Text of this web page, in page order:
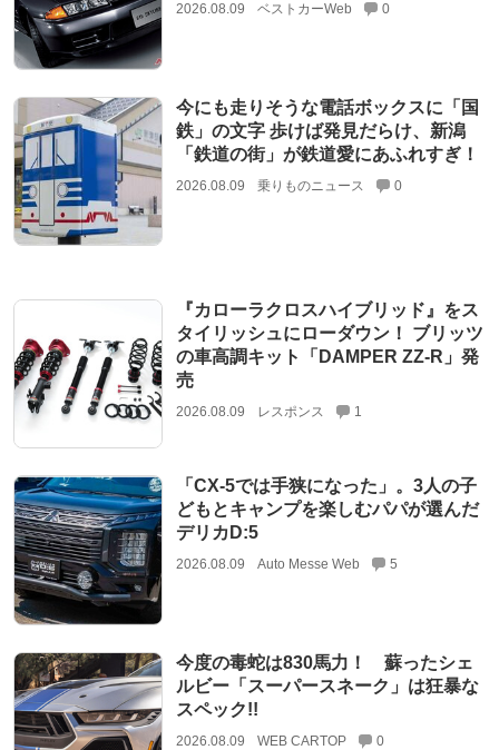
2026.08.09 ベストカーWeb 0
今にも走りそうな電話ボックスに「国
鉄」の文字 歩けば発見だらけ、新潟
「鉄道の街」が鉄道愛にあふれすぎ！
2026.08.09 乗りものニュース 0
『カローラクロスハイブリッド』をス
タイリッシュにローダウン！ ブリッツ
の車高調キット「DAMPER ZZ-R」発
売
2026.08.09 レスポンス 1
「CX-5では手狭になった」。3人の子
どもとキャンプを楽しむパパが選んだ
デリカD:5
2026.08.09 Auto Messe Web 5
今度の毒蛇は830馬力！ 蘇ったシェ
ルビー「スーパースネーク」は狂暴な
スペック!!
2026.08.09 WEB CARTOP 0